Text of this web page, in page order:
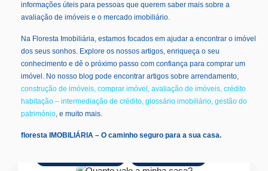
informações úteis para pessoas que querem saber mais sobre a
avaliação de imóveis e o mercado imobiliário.
Na Floresta Imobiliária, estamos focados em ajudar a encontrar o imóvel
dos seus sonhos. Explore os nossos artigos, enriqueça o seu
conhecimento e dê o próximo passo com confiança para comprar um
imóvel. No nosso blog pode encontrar artigos sobre arrendamento,
construção de imóveis, comprar imóvel , avaliação de imóveis, crédito
habitação – intermediação de crédito, glossário imobiliário, gestão do
património, e muito mais.
floresta IMOBILIÁRIA – O caminho seguro para a sua casa.